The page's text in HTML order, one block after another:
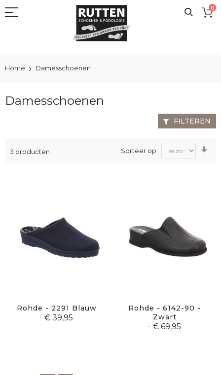
naar
0
Home Damesschoenen
Damesschoenen
3 producten Sorteer op
Rohde - 2291 Blauw
€ 39,95
Rohde - 6142-90 -
Zwart
€ 69,95
FILTEREN